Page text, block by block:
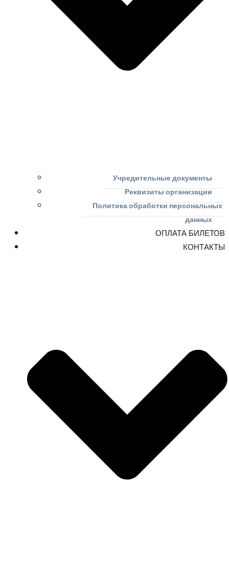
Учредительные документы
Реквизиты организации
Политика обработки персональных
данных
ОПЛАТА БИЛЕТОВ
КОНТАКТЫ